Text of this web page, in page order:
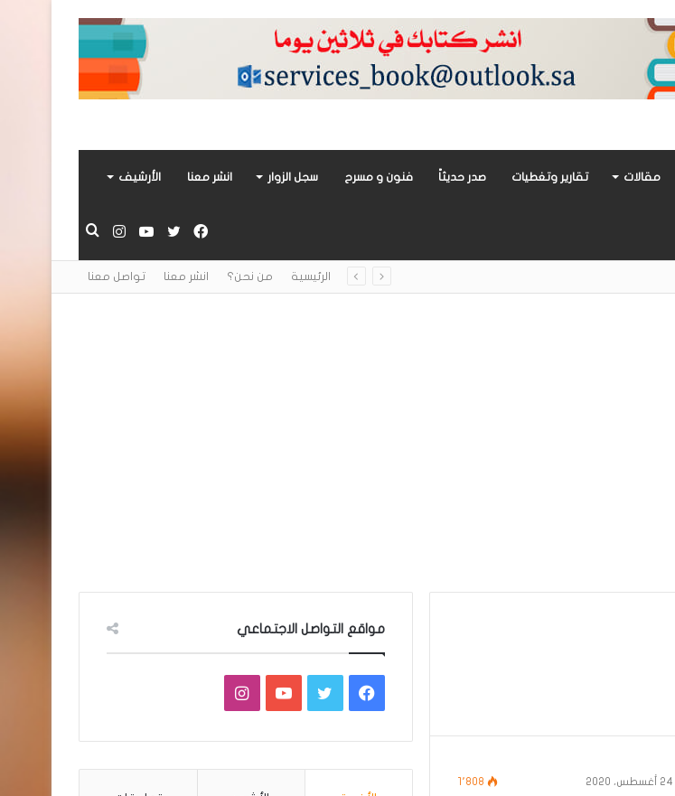
مقالات تقارير وتغطيات صدر حديثاً فنون و مسرح سجل الزوار انشر معنا الأرشيف
بحث
انستقراميوتيوبتويتر
فيسبوك
وصراعات الذات الرئيسية من نحن؟ انشر معنا تواصل معنا
24 أغسطس، 2020 1٬808
مواقع التواصل الاجتماعي
فيسبوكتويتر يوتيوبانستقرام